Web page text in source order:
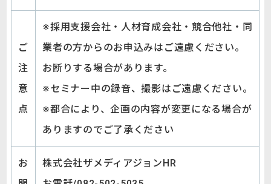
ご
注
意
点
※採用支援会社・人材育成会社・競合他社・同
業者の方からのお申込みはご遠慮ください。
お断りする場合があります。
※セミナー中の録音、撮影はご遠慮ください。
※都合により、企画の内容が変更になる場合が
ありますのでご了承ください
お
株式会社ザメディアジョンHR